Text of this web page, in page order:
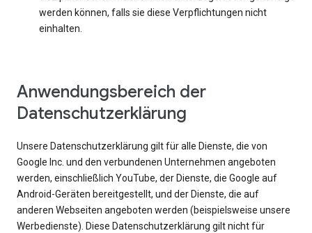
werden können, falls sie diese Verpflichtungen nicht
einhalten.
Anwendungsbereich der
Datenschutzerklärung
Unsere Datenschutzerklärung gilt für alle Dienste, die von
Google Inc. und den verbundenen Unternehmen angeboten
werden, einschließlich YouTube, der Dienste, die Google auf
Android-Geräten bereitgestellt, und der Dienste, die auf
anderen Webseiten angeboten werden (beispielsweise unsere
Werbedienste). Diese Datenschutzerklärung gilt nicht für